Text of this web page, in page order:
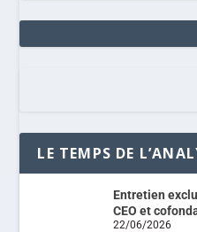
LE TEMPS DE
Entretien
CEO et
22/06/2026